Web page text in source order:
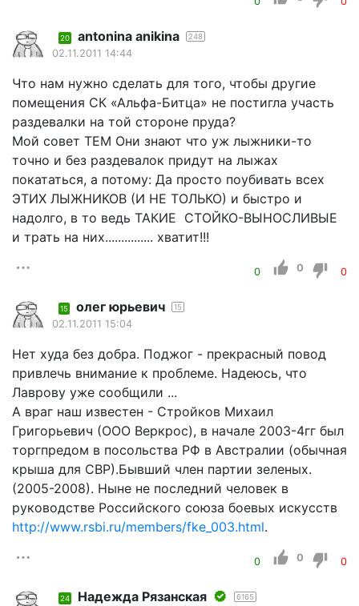
20 antonina anikina 248
02.11.2011 14:44
Что нам нужно сделать для того, чтобы другие
помещения СК «Альфа-Битца» не постигла участь
раздевалки на той стороне пруда?
Мой совет ТЕМ Они знают что уж лыжники-то
точно и без раздевалок придут на лыжах
покататься, а потому: Да просто поубивать всех
ЭТИХ ЛЫЖНИКОВ (И НЕ ТОЛЬКО) и быстро и
надолго, в то ведь ТАКИЕ СТОЙКО-ВЫНОСЛИВЫЕ
и трать на них............... хватит!!!
0 0 0
15 олег юрьевич 15
02.11.2011 15:04
Нет худа без добра. Поджог - прекрасный повод
привлечь внимание к проблеме. Надеюсь, что
Лаврову уже сообщили ...
А враг наш известен - Стройков Михаил
Григорьевич (ООО Веркрос), в начале 2003-4гг был
торгпредом в посольства РФ в Австралии (обычная
крыша для СВР).Бывший член партии зеленых.
(2005-2008). Ныне не последний человек в
руководстве Российского союза боевых искусств
http://www.rsbi.ru/members/fke_003.html.
0 0 0
24 Надежда Рязанская 6165